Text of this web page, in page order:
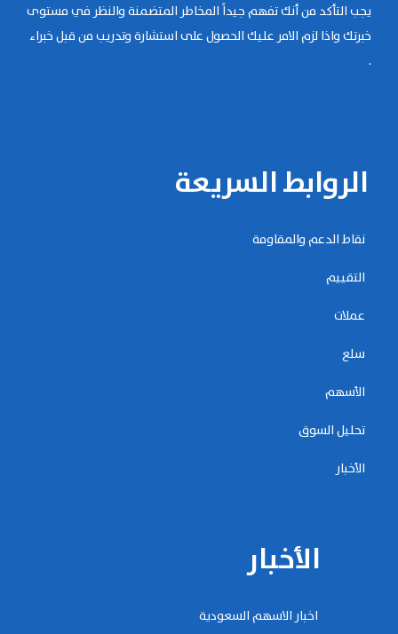
يجب التأكد من أنك تفهم جيداً المخاطر المتضمنة والنظر في مستوى
خبرتك واذا لزم الامر عليك الحصول على استشارة وتدريب من قبل خبراء
.
الروابط السريعة
نقاط الدعم والمقاومة
التقييم
عملات
سلع
الأسهم
تحليل السوق
الأخبار
الأخبار
اخبار الاسهم السعودية